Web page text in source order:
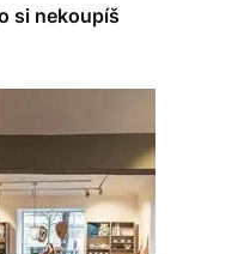
si nekoupíš